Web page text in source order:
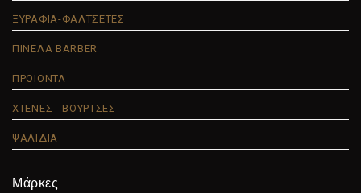
ΞΥΡΑΦΙΑ-ΦΑΛΤΣΕΤΕΣ
ΠΙΝΕΛΑ BARBER
ΠΡΟΙΟΝΤΑ
ΧΤΕΝΕΣ - ΒΟΥΡΤΣΕΣ
ΨΑΛΙΔΙΑ
Μάρκες